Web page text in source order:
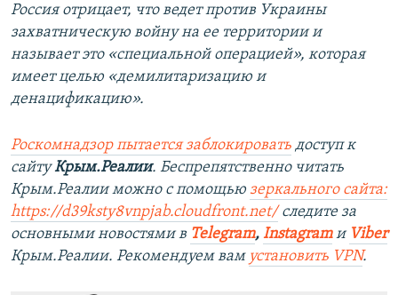
Россия отрицает, что ведет против Украины
захватническую войну на ее территории и
называет это «специальной операцией», которая
имеет целью «демилитаризацию и
денацификацию».
Роскомнадзор пытается заблокировать доступ к
сайтуКрым.Реалии. Беспрепятственно читать
Крым.Реалии можно с помощью зеркального сайта:
https://d39ksty8vnpjab.cloudfront.net/следите за
основными новостями в Telegram, Instagramи Viber
Крым.Реалии. Рекомендуем вам установить VPN.